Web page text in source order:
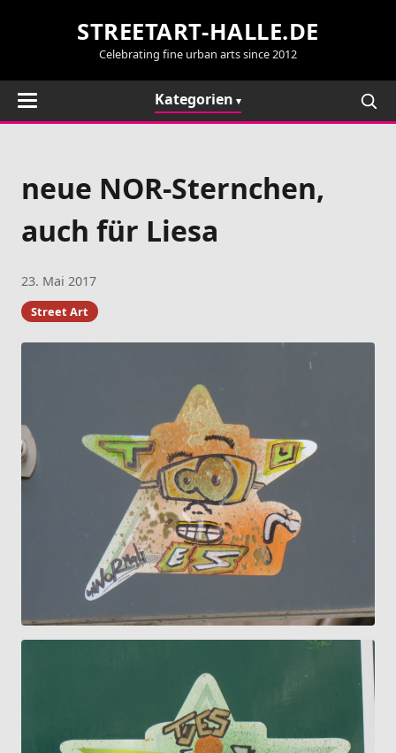
STREETART-HALLE.DE
Celebrating fine urban arts since 2012
Kategorien
neue NOR-Sternchen,
auch für Liesa
23. Mai 2017
Street Art